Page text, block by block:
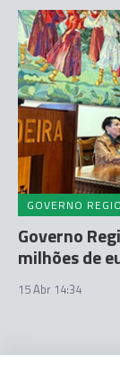
GOVERNO
Governo
milhões de
15 Abr 14:34